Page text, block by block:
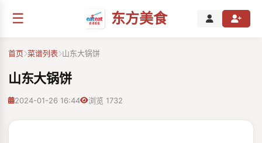
☰ 东方美食
首页 菜谱列表 山东大锅饼
山东大锅饼
2024-01-26 16:44 浏览 1732